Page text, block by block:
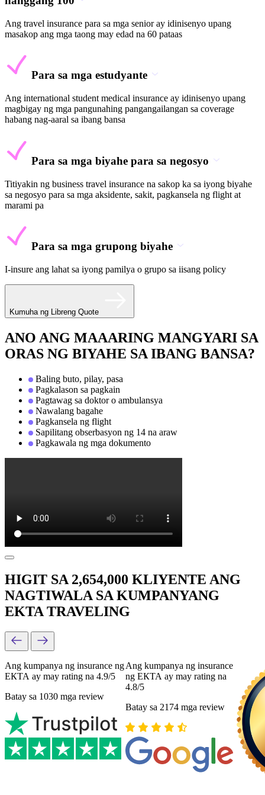
Ang travel insurance para sa mga senior ay idinisenyo upang
masakop ang mga taong may edad na 60 pataas
Para sa mga estudyante
Ang international student medical insurance ay idinisenyo upang
magbigay ng mga pangunahing pangangailangan sa coverage
habang nag-aaral sa ibang bansa
Para sa mga biyahe para sa negosyo
Titiyakin ng business travel insurance na sakop ka sa iyong biyahe
sa negosyo para sa mga aksidente, sakit, pagkansela ng flight at
marami pa
Para sa mga grupong biyahe
I-insure ang lahat sa iyong pamilya o grupo sa iisang policy
Kumuha ng Libreng Quote
ANO ANG MAAARING MANGYARI SA
ORAS NG BIYAHE SA IBANG BANSA?
Baling buto, pilay, pasa
Pagkalason sa pagkain
Pagtawag sa doktor o ambulansya
Nawalang bagahe
Pagkansela ng flight
Sapilitang obserbasyon ng 14 na araw
Pagkawala ng mga dokumento
HIGIT SA 2,654,000 KLIYENTE ANG
NAGTIWALA SA KUMPANYANG
EKTA TRAVELING
Ang kumpanya ng insurance ng
ЕКТА ay may rating na 4.9/5
Batay sa 1030 mga review
Ang kumpanya ng insurance
ng ЕКТА ay may rating na
4.8/5
Batay sa 2174 mga review